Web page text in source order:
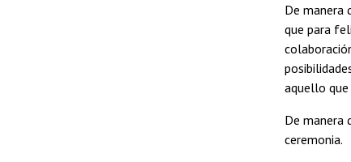
De manera
que para
aquello que
De manera
ceremonia.